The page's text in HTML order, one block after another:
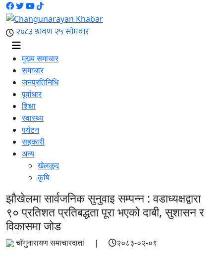
मुख्य समाचार
समाचार
जनप्रतिनिधि
पूर्वाधार
शिक्षा
स्वास्थ्य
पर्यटन
सहकारी
अन्य
खेलकूद
कृषि
झौखेलमा सार्वजनिक सुनुवाइ सम्पन्न : वडाध्यक्षद्वारा
९० प्रतिशत प्रतिबद्धता पूरा भएको दाबी, सुशासन र
विकासमा जोड
चाँगुनारायण समाचारदाता | २०८३-०२-०९